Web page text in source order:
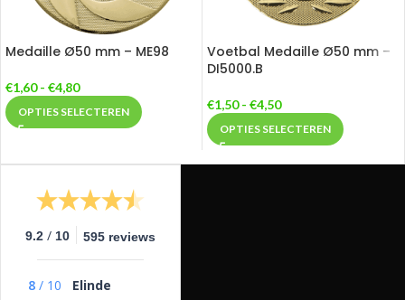
Medaille Ø50 mm – ME98
€1,60 - €4,80
OPTIES SELECTEREN
Voetbal Medaille Ø50 mm –
DI5000.B
€1,50 - €4,50
OPTIES SELECTEREN
9.2 / 10 595 reviews
8 / 10
Elinde